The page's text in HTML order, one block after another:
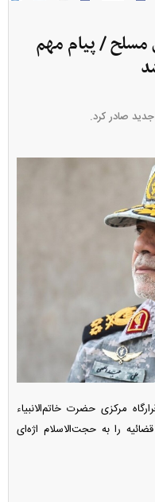
مسلح / پیام مهم
جدید صادر کرد.
مرکزی حضرت خاتم‌الانبیاء
را به حجت‌الاسلام اژه‌ای